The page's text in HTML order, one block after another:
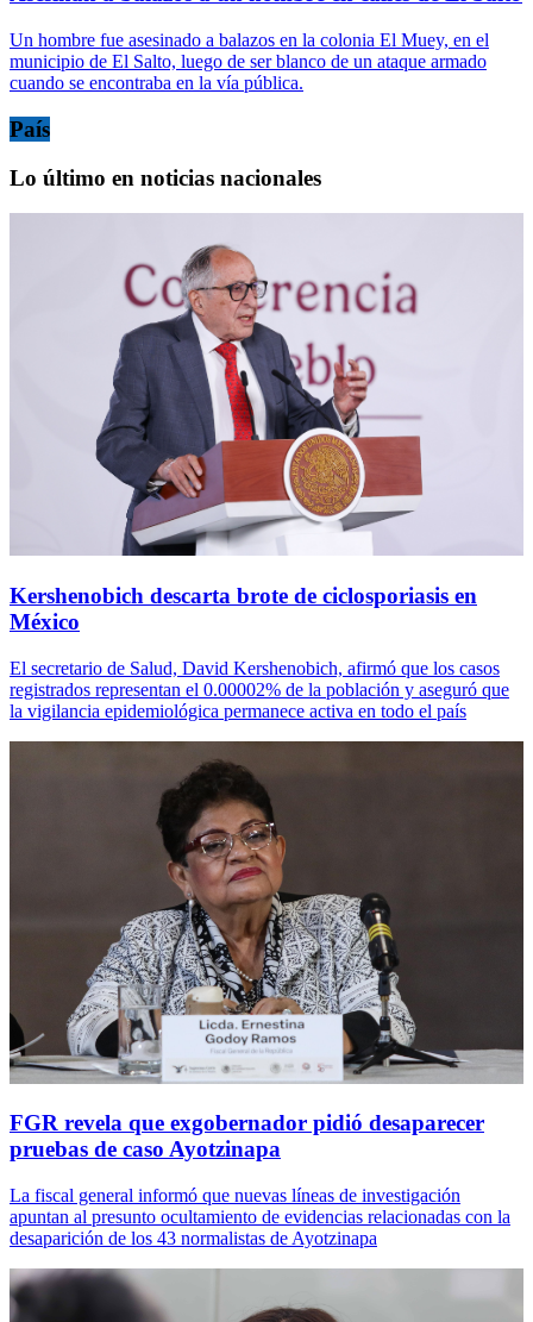
Un hombre fue asesinado a balazos en la colonia El Muey, en el
municipio de El Salto, luego de ser blanco de un ataque armado
cuando se encontraba en la vía pública.
País
Lo último en noticias nacionales
Kershenobich descarta brote de ciclosporiasis en
México
El secretario de Salud, David Kershenobich, afirmó que los casos
registrados representan el 0.00002% de la población y aseguró que
la vigilancia epidemiológica permanece activa en todo el país
FGR revela que exgobernador pidió desaparecer
pruebas de caso Ayotzinapa
La fiscal general informó que nuevas líneas de investigación
apuntan al presunto ocultamiento de evidencias relacionadas con la
desaparición de los 43 normalistas de Ayotzinapa